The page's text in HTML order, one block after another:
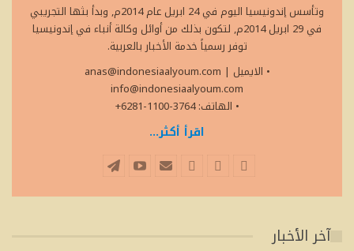
وتأسس إندونيسيا اليوم في 24 ابريل عام 2014م, وبدأ بثها التجريبي
في 29 ابريل 2014م, لتكون بذلك من أوائل وكالة أنباء في إندونيسيا
توفر رسمياً خدمة الأخبار بالعربية.
• الايميل
anas@indonesiaalyoum.com |
info@indonesiaalyoum.com
• الهاتف: 3764-1100-6281+
اقرأ أكثر...
آخر الأخبار